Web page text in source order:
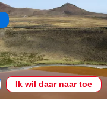
Ik wil daar naar toe